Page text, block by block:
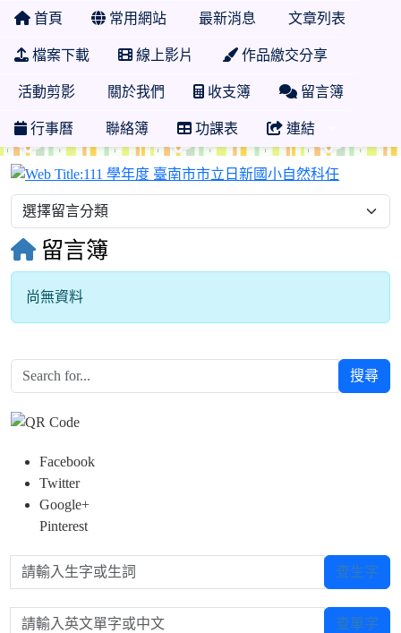
首頁 常用網站 最新消息 文章列表
檔案下載 線上影片 作品繳交分享
活動剪影 關於我們 收支簿 留言簿
行事曆 聯絡簿 功課表 連結
111 學年
留言簿
尚無資料
搜尋
Facebook
Twitter
Google+
Pinterest
請輸入生字或生詞 查生字
請輸入英文單字或中文 查單字